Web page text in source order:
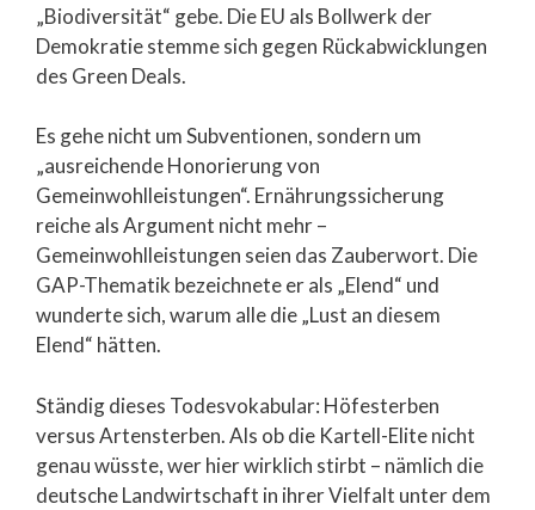
„Biodiversität“ gebe. Die EU als Bollwerk der
Demokratie stemme sich gegen Rückabwicklungen
des Green Deals.
Es gehe nicht um Subventionen, sondern um
„ausreichende Honorierung von
Gemeinwohlleistungen“. Ernährungssicherung
reiche als Argument nicht mehr –
Gemeinwohlleistungen seien das Zauberwort. Die
GAP-Thematik bezeichnete er als „Elend“ und
wunderte sich, warum alle die „Lust an diesem
Elend“ hätten.
Ständig dieses Todesvokabular: Höfesterben
versus Artensterben. Als ob die Kartell-Elite nicht
genau wüsste, wer hier wirklich stirbt – nämlich die
deutsche Landwirtschaft in ihrer Vielfalt unter dem